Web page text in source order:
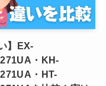
】EX-
・KH-
・HT-